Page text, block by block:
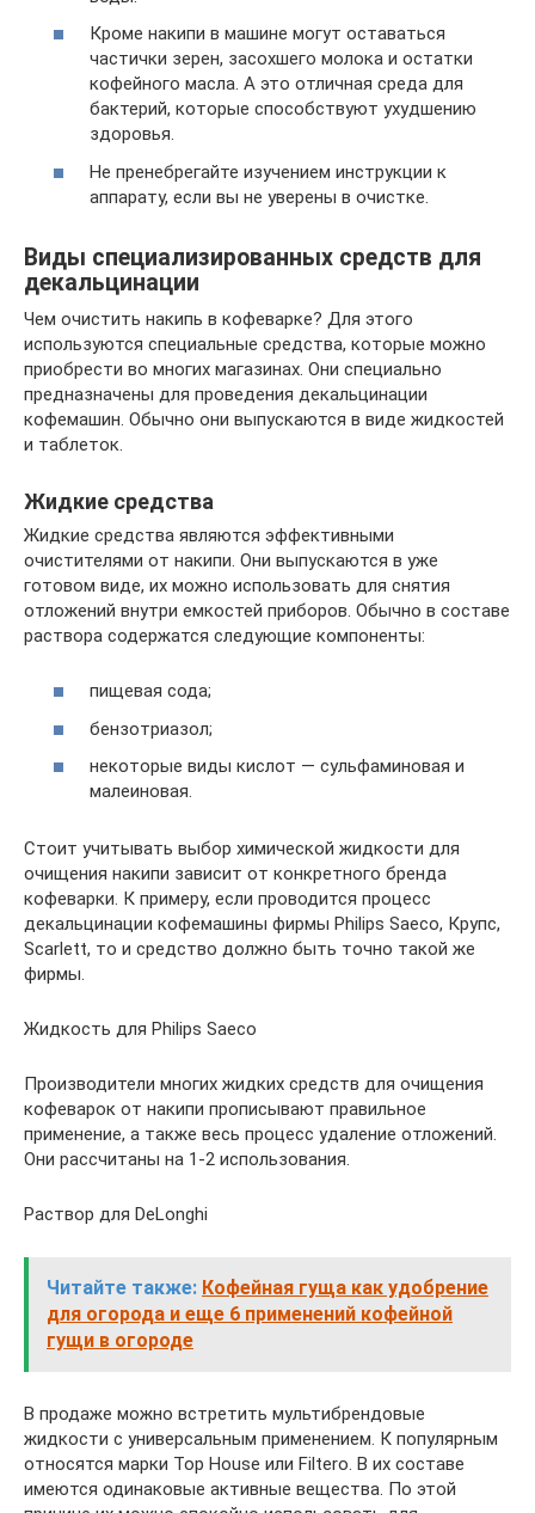
Кроме накипи в машине могут оставаться
частички зерен, засохшего молока и остатки
кофейного масла. А это отличная среда для
бактерий, которые способствуют ухудшению
здоровья.
Не пренебрегайте изучением инструкции к
аппарату, если вы не уверены в очистке.
Виды специализированных средств для
декальцинации
Чем очистить накипь в кофеварке? Для этого
используются специальные средства, которые можно
приобрести во многих магазинах. Они специально
предназначены для проведения декальцинации
кофемашин. Обычно они выпускаются в виде жидкостей
и таблеток.
Жидкие средства
Жидкие средства являются эффективными
очистителями от накипи. Они выпускаются в уже
готовом виде, их можно использовать для снятия
отложений внутри емкостей приборов. Обычно в составе
раствора содержатся следующие компоненты:
пищевая сода;
бензотриазол;
некоторые виды кислот — сульфаминовая и
малеиновая.
Стоит учитывать выбор химической жидкости для
очищения накипи зависит от конкретного бренда
кофеварки. К примеру, если проводится процесс
декальцинации кофемашины фирмы Philips Saeco, Крупс,
Scarlett, то и средство должно быть точно такой же
фирмы.
Жидкость для Philips Saeco
Производители многих жидких средств для очищения
кофеварок от накипи прописывают правильное
применение, а также весь процесс удаление отложений.
Они рассчитаны на 1-2 использования.
Раствор для DeLonghi
Читайте также: Кофейная гуща как удобрение
для огорода и еще 6 применений кофейной
гущи в огороде
В продаже можно встретить мультибрендовые
жидкости с универсальным применением. К популярным
относятся марки Top House или Filtero. В их составе
имеются одинаковые активные вещества. По этой